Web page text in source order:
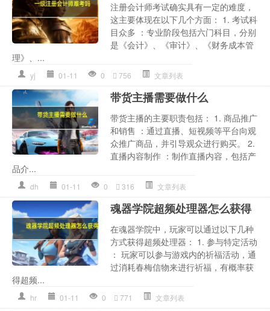
注册会计师考试确实具有一定的难度，
这主要体现在以下几个方面： 1. 考试科
目众多 ：专业阶段包括六门科目，分别
是《会计》、《审计》、《财务成本管
理》、...
yj 01-11 0 756 文章列表
带货主播需要做什么
带货主播的主要职责包括： 1. 商品推广
和销售 ：通过直播、短视频等平台向观
众推广商品，并引导观众进行购买。 2.
直播内容制作 ：制作直播内容，包括产
品介...
dh 01-11 0 316 文章列表
魂器学院超频处理器怎么获得
在魂器学院中，玩家可以通过以下几种
方式获得超频处理器： 1. 参与特定活动
： 玩家可以参与游戏内的祈福活动，通
过消耗春梅信物来进行祈福，有概率获
得超频...
hr 01-11 0 771 文章列表